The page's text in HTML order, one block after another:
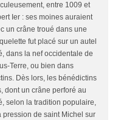
entre 1009 et
Ier : ses moines auraient
un crâne troué dans une
fut placé sur un autel
dans la nef occidentale de
Terre, ou bien dans
Dès lors, les bénédictins
dont un crâne perforé au
selon la tradition populaire,
pression de saint Michel sur